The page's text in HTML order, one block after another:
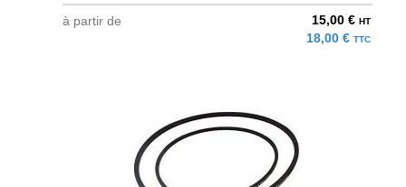
à partir de 15,00 € HT
18,00 € TTC